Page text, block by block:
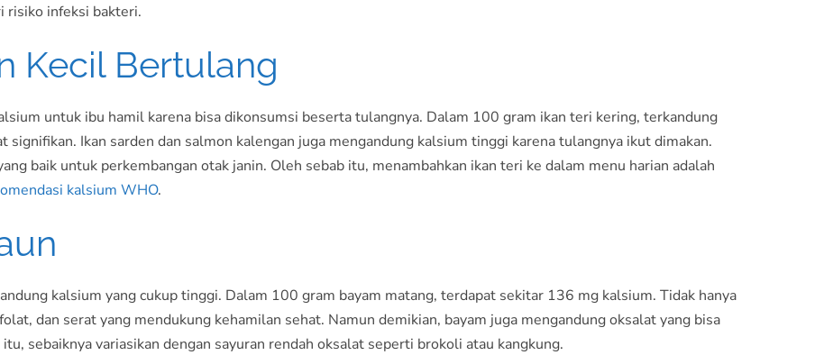
risiko infeksi bakteri.
Kecil Bertulang
untuk ibu hamil karena bisa dikonsumsi beserta tulangnya. Dalam 100 gram ikan teri kering, terkandung
Ikan sarden dan salmon kalengan juga mengandung kalsium tinggi karena tulangnya ikut dimakan.
baik untuk perkembangan otak janin. Oleh sebab itu, menambahkan ikan teri ke dalam menu harian adalah
kalsium WHO.
kalsium yang cukup tinggi. Dalam 100 gram bayam matang, terdapat sekitar 136 mg kalsium. Tidak hanya
dan serat yang mendukung kehamilan sehat. Namun demikian, bayam juga mengandung oksalat yang bisa
sebaiknya variasikan dengan sayuran rendah oksalat seperti brokoli atau kangkung.